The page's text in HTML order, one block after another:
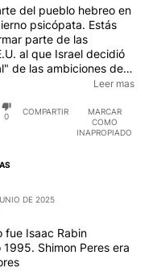
del pueblo hebreo en
psicópata. Estás
parte de las
al que Israel decidió
de las ambiciones de
el "siervo sufriente" de
las buenas
su elección fue
duro de cerviz"
La sangre que
de tu espíritu y tus
como la hiel...
Leer mas
0
COMPARTIR
MARCAR
COMO
INAPROPIADO
DE 2025
fue Isaac Rabin
Shimon Peres era